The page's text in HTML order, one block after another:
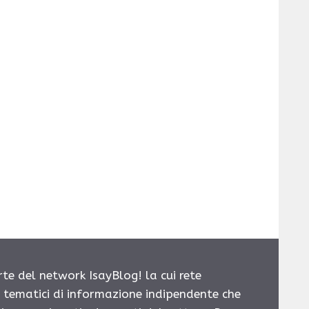
del network IsayBlog! la cui rete
di informazione indipendente che